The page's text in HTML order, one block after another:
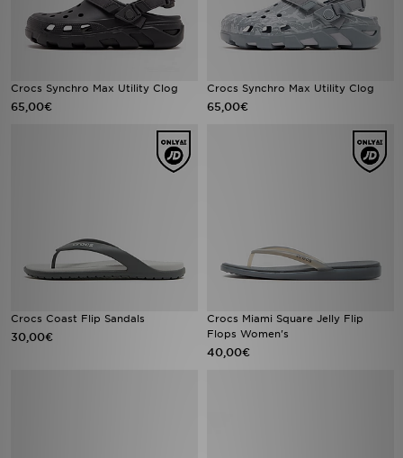
Crocs Synchro Max Utility Clog
65,00€
Crocs Synchro Max Utility Clog
65,00€
Crocs Coast Flip Sandals
30,00€
Crocs Miami Square Jelly Flip
Flops Women's
40,00€